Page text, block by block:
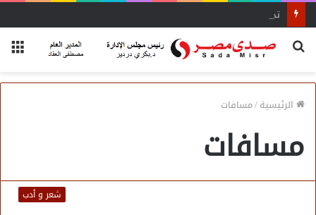
بحث
الرئيسية/مسافات
مسافات
شعر و أدب